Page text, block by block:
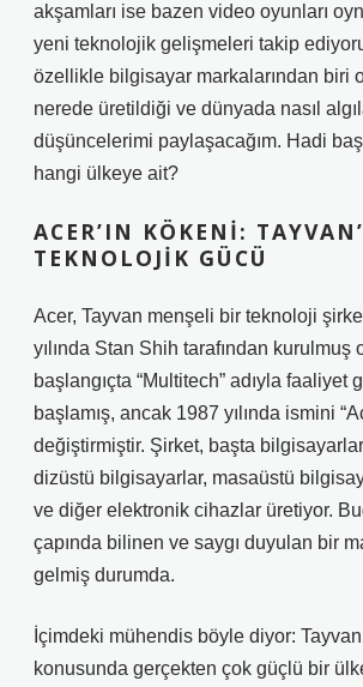
akşamları ise bazen video oyunları
yeni teknolojik gelişmeleri takip
özellikle bilgisayar markalarından biri
nerede üretildiği ve dünyada nasıl
düşüncelerimi paylaşacağım. Hadi
hangi ülkeye ait?
ACER’IN KÖKENI:
TEKNOLOJIK GÜCÜ
Acer, Tayvan menşeli bir teknoloji
yılında Stan Shih tarafından kurulmuş
başlangıçta “Multitech” adıyla faaliyet
başlamış, ancak 1987 yılında ismini
değiştirmiştir. Şirket, başta
dizüstü bilgisayarlar, masaüstü
ve diğer elektronik cihazlar üretiyor.
çapında bilinen ve saygı duyulan bir
gelmiş durumda.
İçimdeki mühendis böyle diyor:
konusunda gerçekten çok güçlü bir